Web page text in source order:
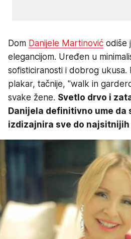
Dom Danijele Martinović odiše
elegancijom. Uređen u
sofisticiranosti i dobrog ukusa.
plakar, tačnije, "walk in
svake žene. Svetlo drvo i
Danijela definitivno ume da
izdizajnira sve do